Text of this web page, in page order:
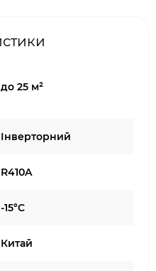
до 25 м²
Інверторний
R410A
-15°C
Китай